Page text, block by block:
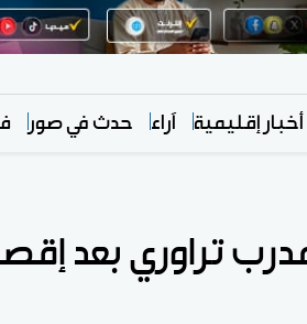
أخبار إقليمية آراء حدث في صور
تراوري بعد